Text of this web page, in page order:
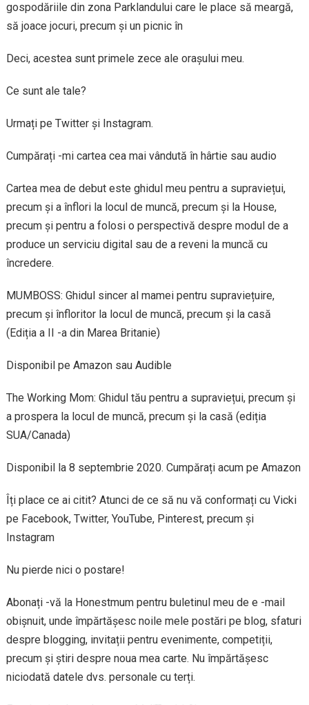
gospodăriile din zona Parklandului care le place să meargă,
să joace jocuri, precum și un picnic în
Deci, acestea sunt primele zece ale orașului meu.
Ce sunt ale tale?
Urmați pe Twitter și Instagram.
Cumpărați -mi cartea cea mai vândută în hârtie sau audio
Cartea mea de debut este ghidul meu pentru a supraviețui,
precum și a înflori la locul de muncă, precum și la House,
precum și pentru a folosi o perspectivă despre modul de a
produce un serviciu digital sau de a reveni la muncă cu
încredere.
MUMBOSS: Ghidul sincer al mamei pentru supraviețuire,
precum și înfloritor la locul de muncă, precum și la casă
(Ediția a II -a din Marea Britanie)
Disponibil pe Amazon sau Audible
The Working Mom: Ghidul tău pentru a supraviețui, precum și
a prospera la locul de muncă, precum și la casă (ediția
SUA/Canada)
Disponibil la 8 septembrie 2020. Cumpărați acum pe Amazon
Îți place ce ai citit? Atunci de ce să nu vă conformați cu Vicki
pe Facebook, Twitter, YouTube, Pinterest, precum și
Instagram
Nu pierde nici o postare!
Abonați -vă la Honestmum pentru buletinul meu de e -mail
obișnuit, unde împărtășesc noile mele postări pe blog, sfaturi
despre blogging, invitații pentru evenimente, competiții,
precum și știri despre noua mea carte. Nu împărtășesc
niciodată datele dvs. personale cu terți.